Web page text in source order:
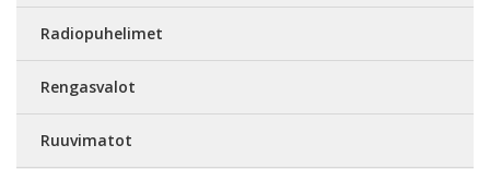
Radiopuhelimet
Rengasvalot
Ruuvimatot